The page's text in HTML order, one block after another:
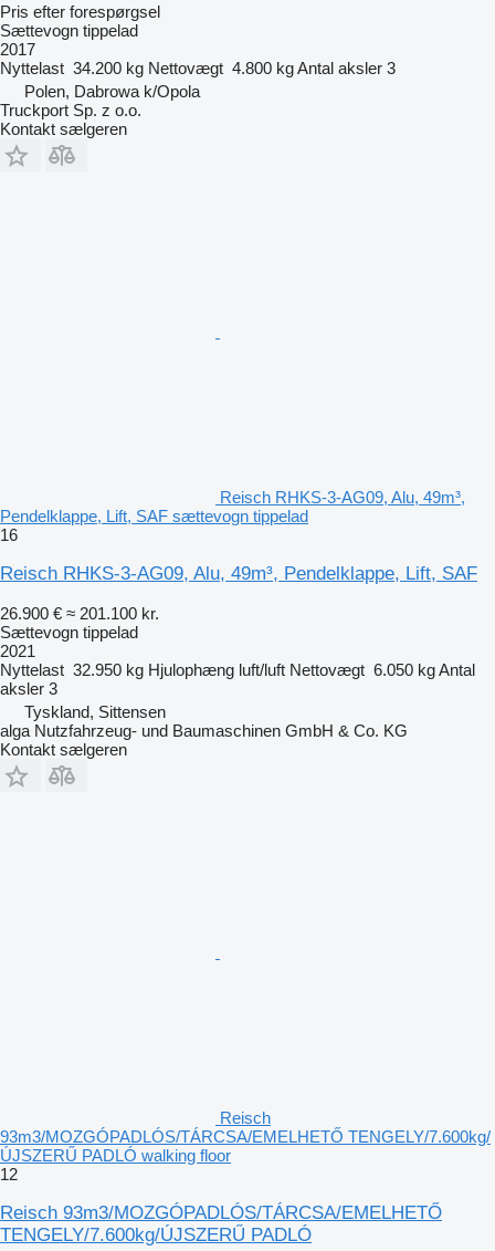
Pris efter forespørgsel
Sættevogn tippelad
2017
Nyttelast 34.200 kg Nettovægt 4.800 kgAntal aksler 3
Polen, Dabrowa k/Opola
Truckport Sp. z o.o.
Kontakt sælgeren
Reisch RHKS-3-AG09, Alu, 49m³,
Pendelklappe, Lift, SAF sættevogn tippelad
16
Reisch RHKS-3-AG09, Alu, 49m³, Pendelklappe, Lift, SAF
26.900 € ≈ 201.100 kr.
Sættevogn tippelad
2021
Nyttelast 32.950 kg Hjulophæng luft/luft Nettovægt 6.050 kgAntal
aksler 3
Tyskland, Sittensen
alga Nutzfahrzeug- und Baumaschinen GmbH & Co. KG
Kontakt sælgeren
Reisch
93m3/MOZGÓPADLÓS/TÁRCSA/EMELHETŐ TENGELY/7.600kg/
ÚJSZERŰ PADLÓ walking floor
12
Reisch 93m3/MOZGÓPADLÓS/TÁRCSA/EMELHETŐ
TENGELY/7.600kg/ÚJSZERŰ PADLÓ